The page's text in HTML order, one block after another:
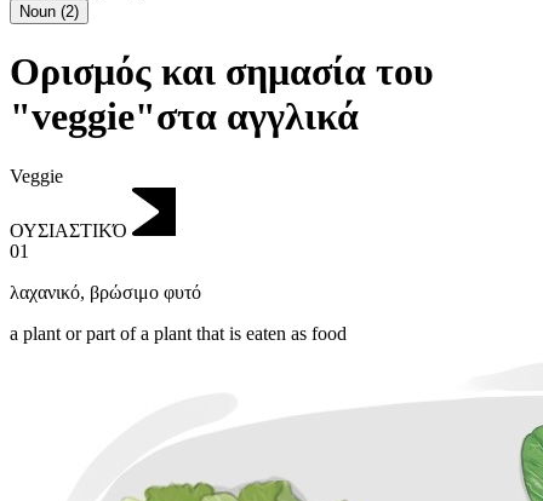
Noun (2)
Ορισμός και σημασία του
"veggie"στα αγγλικά
Veggie
ΟΥΣΙΑΣΤΙΚΌ
01
λαχανικό, βρώσιμο φυτό
a plant or part of a plant that is eaten as food